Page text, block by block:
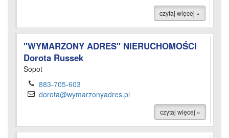
czytaj więcej »
"WYMARZONY ADRES" NIERUCHOMOŚCI
Dorota Russek
Sopot
883-705-603
dorota@wymarzonyadres.pl
czytaj więcej »